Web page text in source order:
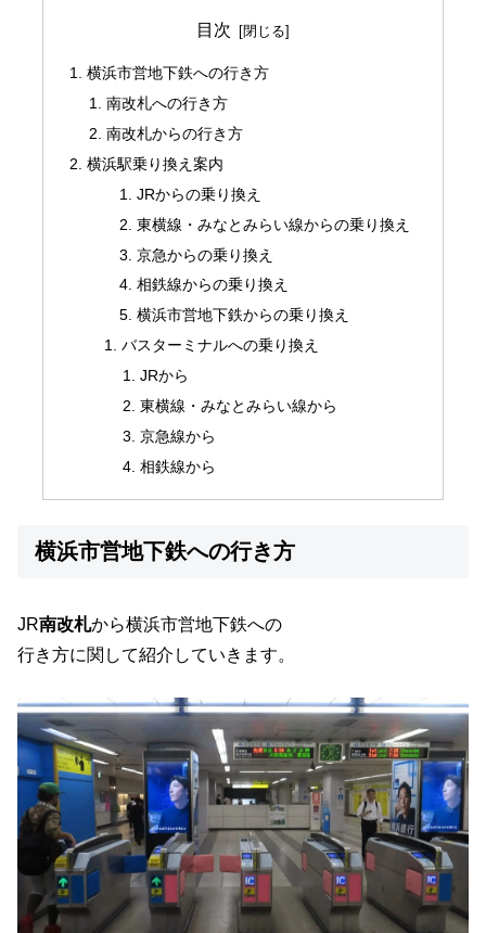
目次
横浜市営地下鉄への行き方
南改札への行き方
南改札からの行き方
横浜駅乗り換え案内
JRからの乗り換え
東横線・みなとみらい線からの乗り換え
京急からの乗り換え
相鉄線からの乗り換え
横浜市営地下鉄からの乗り換え
バスターミナルへの乗り換え
JRから
東横線・みなとみらい線から
京急線から
相鉄線から
横浜市営地下鉄への行き方
JR南改札から横浜市営地下鉄への
行き方に関して紹介していきます。